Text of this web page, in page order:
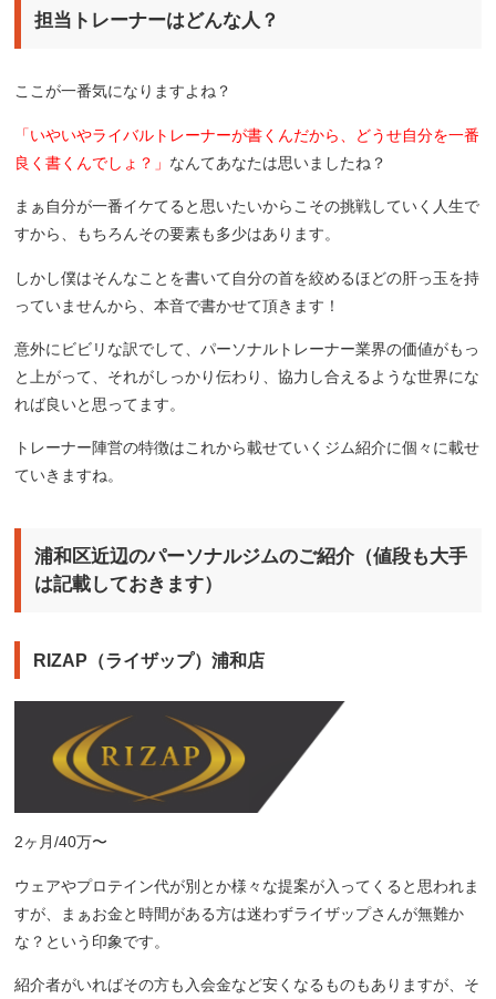
担当トレーナーはどんな人？
ここが一番気になりますよね？
「いやいやライバルトレーナーが書くんだから、どうせ自分を一番
良く書くんでしょ？」 なんてあなたは思いましたね？
まぁ自分が一番イケてると思いたいからこその挑戦していく人生で
すから、もちろんその要素も多少はあります。
しかし僕はそんなことを書いて自分の首を絞めるほどの肝っ玉を持
っていませんから、本音で書かせて頂きます！
意外にビビリな訳でして、パーソナルトレーナー業界の価値がもっ
と上がって、それがしっかり伝わり、協力し合えるような世界にな
れば良いと思ってます。
トレーナー陣営の特徴はこれから載せていくジム紹介に個々に載せ
ていきますね。
浦和区近辺のパーソナルジムのご紹介（値段も大手
は記載しておきます）
RIZAP（ライザップ）浦和店
2ヶ月/40万〜
ウェアやプロテイン代が別とか様々な提案が入ってくると思われま
すが、まぁお金と時間がある方は迷わずライザップさんが無難か
な？という印象です。
紹介者がいればその方も入会金など安くなるものもありますが、そ